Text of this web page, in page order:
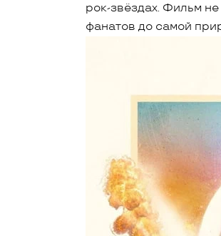
рок-звёздах. Фильм
фанатов до самой